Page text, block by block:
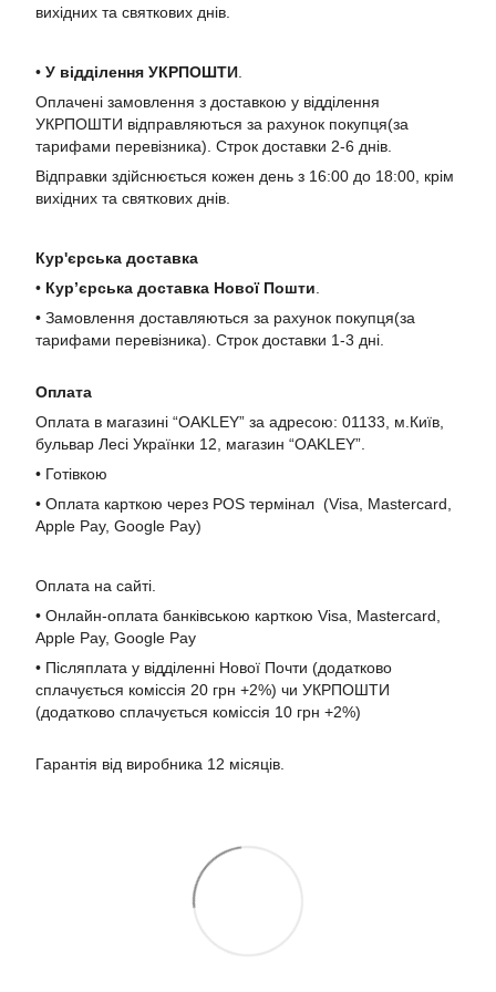
вихідних та святкових днів.
• У відділення УКРПОШТИ
Оплачені замовлення з доставкою у відділення
УКРПОШТИ відправляються за рахунок покупця(за
тарифами перевізника). Строк доставки 2-6 днів.
Відправки здійснюється кожен день з 16:00 до 18:00, крім
вихідних та святкових днів.
Кур'єрська доставка
• Кур’єрська доставка Нової Пошти
• Замовлення доставляються за рахунок покупця(за
тарифами перевізника). Строк доставки 1-3 дні.
Оплата
Оплата в магазині “OAKLEY” за адресою: 01133, м.Київ,
бульвар Лесі Українки 12, магазин “OAKLEY”.
• Готівкою
• Оплата карткою через POS термінал (Visa, Mastercard,
Apple Pay, Google Pay)
Оплата на сайті.
• Онлайн-оплата банківською карткою Visa, Mastercard,
Apple Pay, Google Pay
• Післяплата у відділенні Нової Почти (додатково
сплачується коміссія 20 грн +2%) чи УКРПОШТИ
(додатково сплачується коміссія 10 грн +2%)
Гарантія від виробника 12 місяців.